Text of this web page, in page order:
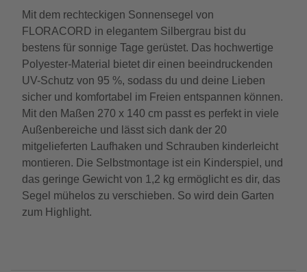
Mit dem rechteckigen Sonnensegel von
FLORACORD in elegantem Silbergrau bist du
bestens für sonnige Tage gerüstet. Das hochwertige
Polyester-Material bietet dir einen beeindruckenden
UV-Schutz von 95 %, sodass du und deine Lieben
sicher und komfortabel im Freien entspannen können.
Mit den Maßen 270 x 140 cm passt es perfekt in viele
Außenbereiche und lässt sich dank der 20
mitgelieferten Laufhaken und Schrauben kinderleicht
montieren. Die Selbstmontage ist ein Kinderspiel, und
das geringe Gewicht von 1,2 kg ermöglicht es dir, das
Segel mühelos zu verschieben. So wird dein Garten
zum Highlight.